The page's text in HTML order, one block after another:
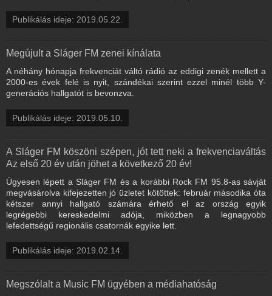
Publikálás ideje: 2019.05.22.
Megújult a Sláger FM zenei kínálata
A néhány hónapja frekvenciát váltó rádió az eddigi zenék mellett a
2000-es évek felé is nyit, szándékai szerint ezzel minél több Y-
generációs hallgatót is bevonzva.
Publikálás ideje: 2019.05.10.
A Sláger FM köszöni szépen, jót tett neki a frekvenciaváltás
Az első 20 év után jöhet a következő 20 év!
Ügyesen lépett a Sláger FM és a korábbi Rock FM 95.8-as sávját
megvásárolva kifejezetten jó üzletet kötöttek: február másodika óta
kétszer annyi hallgató számára érhető el az ország egyik
legrégebbi kereskedelmi adója, miközben a legnagyobb
lefedettségű regionális csatornák egyike lett.
Publikálás ideje: 2019.02.14.
Megszólalt a Music FM ügyében a médiahatóság